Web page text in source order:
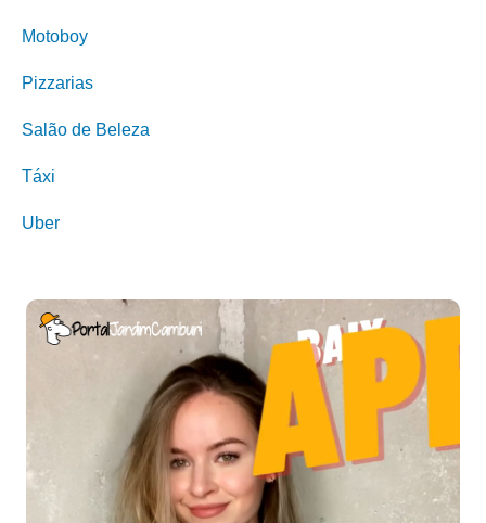
Motoboy
Pizzarias
Salão de Beleza
Táxi
Uber